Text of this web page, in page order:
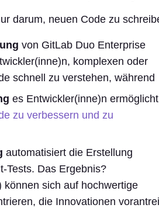
darum, neuen Code zu
von GitLab Duo Enterprise
komplexen oder
schnell zu verstehen, während
es Entwickler(inne)n
zu verbessern und zu
automatisiert die Erstellung
Tests. Das Ergebnis?
können sich auf hochwertige
die Innovationen